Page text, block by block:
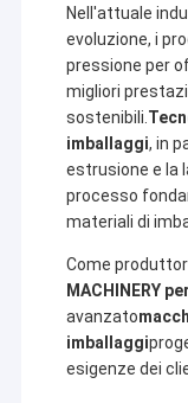
Nell'attuale
evoluzione, i
pressione per
migliori
sostenibili.
imballaggi, in
estrusione e la
processo
materiali di
Come
MACHINERY
avanzato
imballaggi
esigenze dei